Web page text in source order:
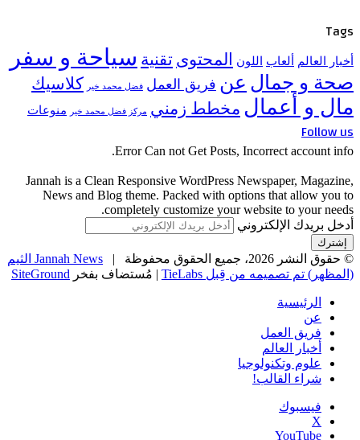
Tags
أخبار العالم ألعاب اللون المحتوى تقنية سياحة و سفر
صحة و جمال عن فريق العمل فضل محمد خير كلاسيك
مال و أعمال مخطط زمني مركز فضل محمد خير منوعات
Follow us
Error Can not Get Posts, Incorrect account info.
Jannah is a Clean Responsive WordPress Newspaper, Magazine,
News and Blog theme. Packed with options that allow you to
completely customize your website to your needs.
أدخل بريدك الإلكتروني
© حقوق النشر 2026، جميع الحقوق محفوظة |
Jannah News الثيم
(المظهر) تم تصميمه من قِبل TieLabs
| مُستضاف بفخر SiteGround
الرئيسية
عن
فريق العمل
أخبار العالم
علوم وتكنولوجيا
شراء القالب!
فيسبوك
‫X
‫YouTube